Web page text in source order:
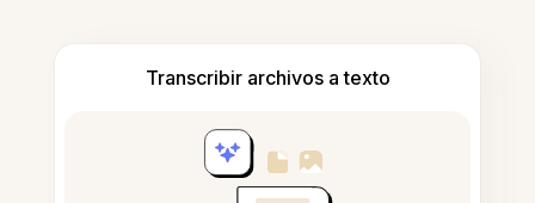
Transcribir archivos a texto